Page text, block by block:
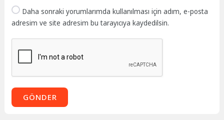
Daha sonraki yorumlarımda kullanılması için adım, e-posta
adresim ve site adresim bu tarayıcıya kaydedilsin.
GÖNDER